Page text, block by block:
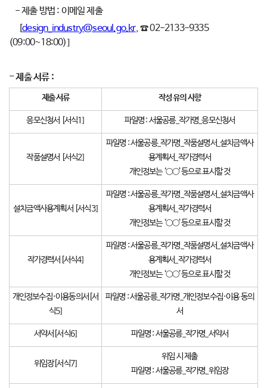
- 제출 방법 : 이메일 제출
[design_industry@seoul.go.kr, ☎ 02-2133-9335
(09:00~18:00)]
-제출 서류 :
제출 서류 작성 유의 사항
응모신청서 [서식1] 파일명 : 서울공릉_작가명_응모신청서
작품설명서 [서식2]
파일명 : 서울공릉_작가명_작품설명서_설치금액사
용계획서_작가경력서
개인정보는 ‘○○’등으로 표시할 것
설치금액사용계획서 [서식3]
파일명 : 서울공릉_작가명_작품설명서_설치금액사
용계획서_작가경력서
개인정보는 ‘○○’등으로 표시할 것
작가경력서[서식4]
파일명 : 서울공릉_작가명_작품설명서_설치금액사
용계획서_작가경력서
개인정보는 ‘○○’등으로 표시할 것
개인정보수집·이용동의서[서
식5]
파일명 : 서울공릉_작가명_개인정보수집·이용 동의
서
서약서[서식6] 파일명 : 서울공릉_작가명_서약서
위임장[서식7]
위임 시 제출
파일명 : 서울공릉_작가명_위임장